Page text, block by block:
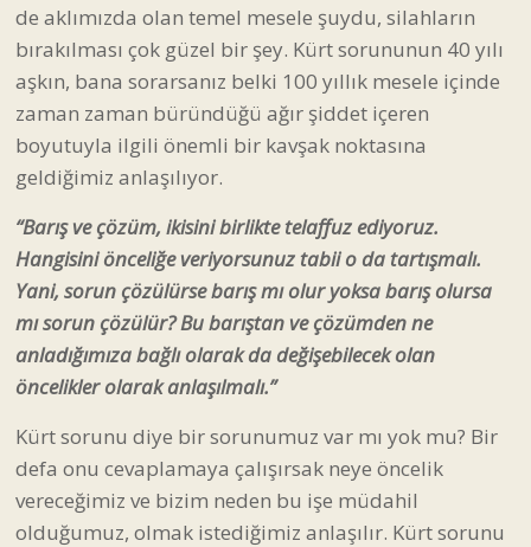
de aklımızda olan temel mesele şuydu, silahların
bırakılması çok güzel bir şey. Kürt sorununun 40 yılı
aşkın, bana sorarsanız belki 100 yıllık mesele içinde
zaman zaman büründüğü ağır şiddet içeren
boyutuyla ilgili önemli bir kavşak noktasına
geldiğimiz anlaşılıyor.
“Barış ve çözüm, ikisini birlikte telaffuz ediyoruz.
Hangisini önceliğe veriyorsunuz tabii o da tartışmalı.
Yani, sorun çözülürse barış mı olur yoksa barış olursa
mı sorun çözülür? Bu barıştan ve çözümden ne
anladığımıza bağlı olarak da değişebilecek olan
öncelikler olarak anlaşılmalı.”
Kürt sorunu diye bir sorunumuz var mı yok mu? Bir
defa onu cevaplamaya çalışırsak neye öncelik
vereceğimiz ve bizim neden bu işe müdahil
olduğumuz, olmak istediğimiz anlaşılır. Kürt sorunu